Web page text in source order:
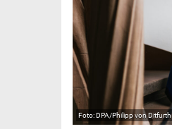
DPA/Philipp von Ditfurth